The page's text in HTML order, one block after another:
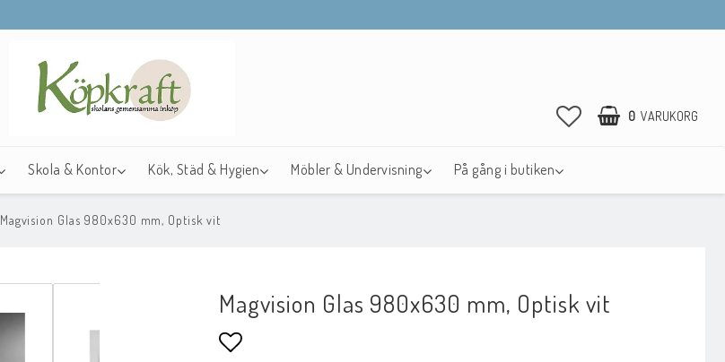
0 VARUKORG
Skola & Kontor Kök, Städ & Hygien Möbler & Undervisning På gång i butiken
Magvision Glas 980x630 mm, Optisk vit
Magvision Glas 980x630 mm, Optisk vit